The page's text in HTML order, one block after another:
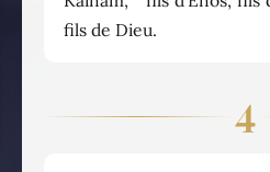
fils de Dieu.
4